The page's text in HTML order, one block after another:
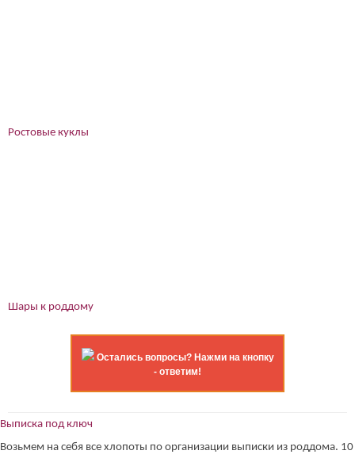
Ростовые куклы
Шары к роддому
Остались вопросы? Нажми на кнопку
- ответим!
Выписка под ключ
Возьмем на себя все хлопоты по организации выписки из роддома. 10